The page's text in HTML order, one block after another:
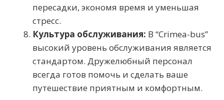
пересадки, экономя время и уменьшая
стресс.
Культура обслуживания: В “Crimea-bus”
высокий уровень обслуживания является
стандартом. Дружелюбный персонал
всегда готов помочь и сделать ваше
путешествие приятным и комфортным.